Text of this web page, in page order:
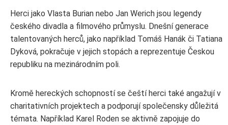
Herci jako Vlasta Burian nebo Jan Werich jsou legendy
českého divadla a filmového průmyslu. Dnešní generace
talentovaných herců, jako například Tomáš Hanák či Tatiana
Dyková, pokračuje v jejich stopách a reprezentuje Českou
republiku na mezinárodním poli.
Kromě hereckých schopností se čeští herci také angažují v
charitativních projektech a podporují společensky důležitá
témata. Například Karel Roden se aktivně zapojuje do